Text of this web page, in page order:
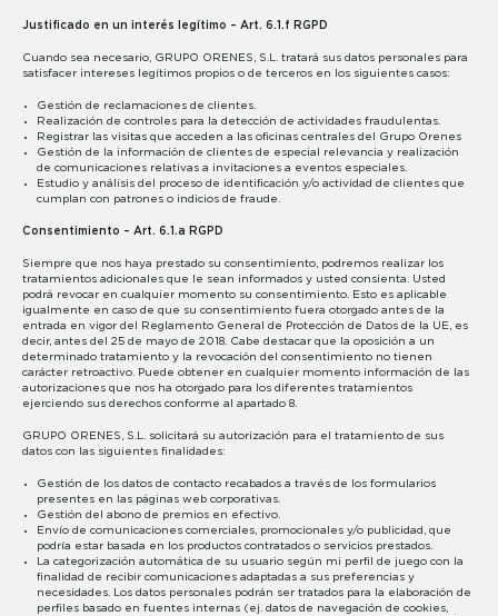
Justificado en un interés legítimo – Art. 6.1.f RGPD
Cuando sea necesario, GRUPO ORENES, S.L. tratará sus datos personales para
satisfacer intereses legítimos propios o de terceros en los siguientes casos:
Gestión de reclamaciones de clientes.
Realización de controles para la detección de actividades fraudulentas.
Registrar las visitas que acceden a las oficinas centrales del Grupo Orenes
Gestión de la información de clientes de especial relevancia y realización
de comunicaciones relativas a invitaciones a eventos especiales.
Estudio y análisis del proceso de identificación y/o actividad de clientes que
cumplan con patrones o indicios de fraude.
Consentimiento – Art. 6.1.a RGPD
Siempre que nos haya prestado su consentimiento, podremos realizar los
tratamientos adicionales que le sean informados y usted consienta. Usted
podrá revocar en cualquier momento su consentimiento. Esto es aplicable
igualmente en caso de que su consentimiento fuera otorgado antes de la
entrada en vigor del Reglamento General de Protección de Datos de la UE, es
decir, antes del 25 de mayo de 2018. Cabe destacar que la oposición a un
determinado tratamiento y la revocación del consentimiento no tienen
carácter retroactivo. Puede obtener en cualquier momento información de las
autorizaciones que nos ha otorgado para los diferentes tratamientos
ejerciendo sus derechos conforme al apartado 8.
GRUPO ORENES, S.L. solicitará su autorización para el tratamiento de sus
datos con las siguientes finalidades:
Gestión de los datos de contacto recabados a través de los formularios
presentes en las páginas web corporativas.
Gestión del abono de premios en efectivo.
Envío de comunicaciones comerciales, promocionales y/o publicidad, que
podría estar basada en los productos contratados o servicios prestados.
La categorización automática de su usuario según mi perfil de juego con la
finalidad de recibir comunicaciones adaptadas a sus preferencias y
necesidades. Los datos personales podrán ser tratados para la elaboración de
perfiles basado en fuentes internas (ej. datos de navegación de cookies,